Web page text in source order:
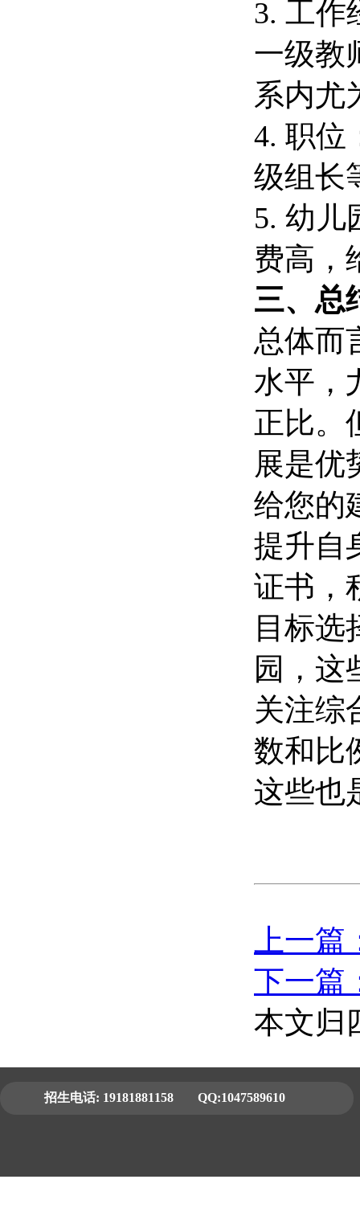
3. 工作
一级教
系内尤
4. 职位
级组长
5. 幼儿
费高，
三、总
总体而
水平，
正比。
展是优
给您的
提升自
证书，
目标选
园，这
关注综
数和比
这些也
上一
下一篇
本文归
招生电话: 19181881158 QQ:1047589610